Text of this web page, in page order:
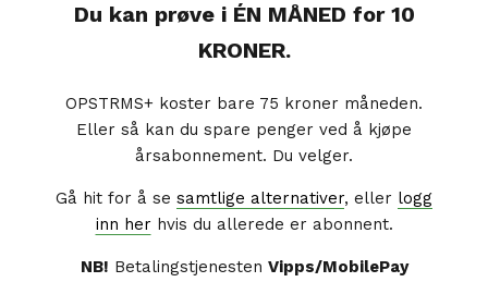
Du kan prøve i ÉN MÅNED for 10
KRONER.
OPSTRMS+ koster bare 75 kroner måneden.
Eller så kan du spare penger ved å kjøpe
årsabonnement. Du velger.
Gå hit for å se samtlige alternativer, eller logg
inn herhvis du allerede er abonnent.
NB! Betalingstjenesten Vipps/MobilePay